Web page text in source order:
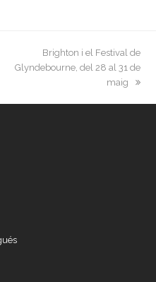
next
post:
Brighton i el Festival de
Glyndebourne, del 28 al 31 de
maig